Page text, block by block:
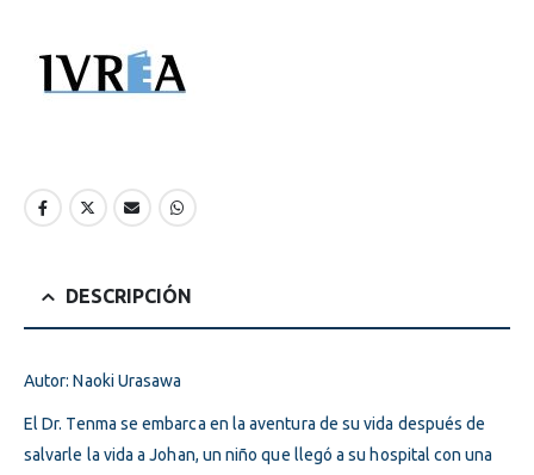
DESCRIPCIÓN
Autor: Naoki Urasawa
El Dr. Tenma se embarca en la aventura de su vida después de
salvarle la vida a Johan, un niño que llegó a su hospital con una